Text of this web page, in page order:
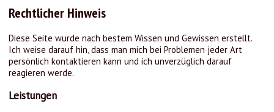
Rechtlicher Hinweis
Diese Seite wurde nach bestem Wissen und Gewissen erstellt.
Ich weise darauf hin, dass man mich bei Problemen jeder Art
persönlich kontaktieren kann und ich unverzüglich darauf
reagieren werde.
Leistungen